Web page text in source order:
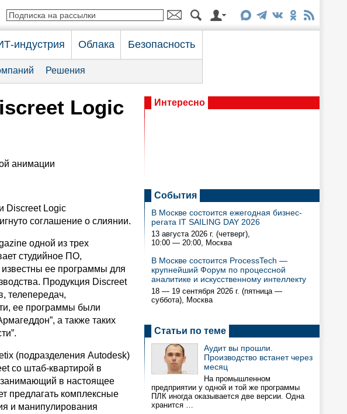
индустрия Облака Безопасность
Решения
Logic
анимации
Discreet Logic
соглашение о слиянии.
одной из трех
студийное ПО,
ее программы для
Продукция Discreet
телепередач,
ее программы были
а также таких
(подразделения Autodesk)
со штаб-квартирой в
занимающий в настоящее
предлагать комплексные
и манипулирования
Интересно
События
В Москве состоится ежегодная бизнес-
регата IT SAILING DAY 2026
13 августа 2026 г. (четверг),
10:00 — 20:00, Москва
В Москве состоится ProcessTech —
крупнейший Форум по процессной
аналитике и искусственному интеллекту
18 — 19 сентября 2026 г. (пятница —
суббота), Москва
Статьи по теме
Аудит вы прошли.
Производство встанет через
месяц
На промышленном
предприятии у одной и той же программы
ПЛК иногда оказывается две версии. Одна
хранится …